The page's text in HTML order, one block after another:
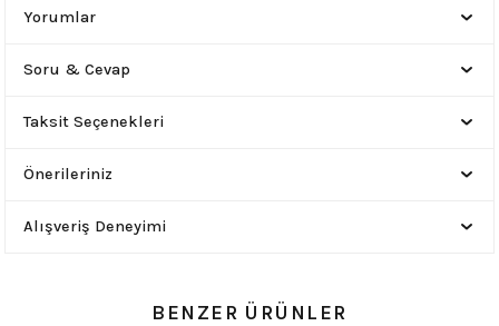
Yorumlar
Soru & Cevap
Taksit Seçenekleri
Önerileriniz
Alışveriş Deneyimi
BENZER ÜRÜNLER